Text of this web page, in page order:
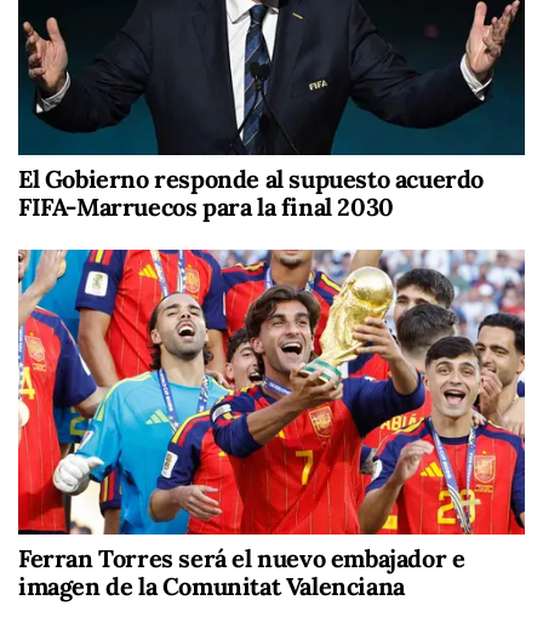
El Gobierno responde al supuesto acuerdo
FIFA-Marruecos para la final 2030
Ferran Torres será el nuevo embajador e
imagen de la Comunitat Valenciana